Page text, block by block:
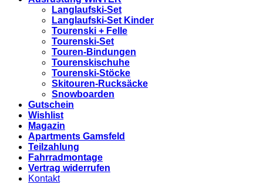
Langlaufski-Set
Langlaufski-Set Kinder
Tourenski + Felle
Tourenski-Set
Touren-Bindungen
Tourenskischuhe
Tourenski-Stöcke
Skitouren-Rucksäcke
Snowboarden
Gutschein
Wishlist
Magazin
Apartments Gamsfeld
Teilzahlung
Fahrradmontage
Vertrag widerrufen
Kontakt